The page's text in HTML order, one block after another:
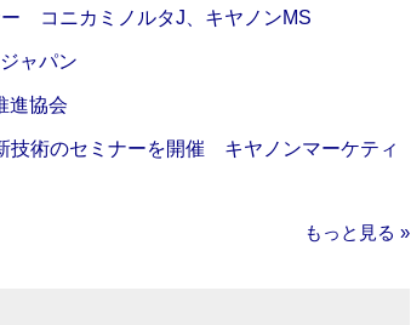
コニカミノルタJ、キヤノンMS
ャパン
進協会
技術のセミナーを開催 キヤノンマーケティ
もっと見る »